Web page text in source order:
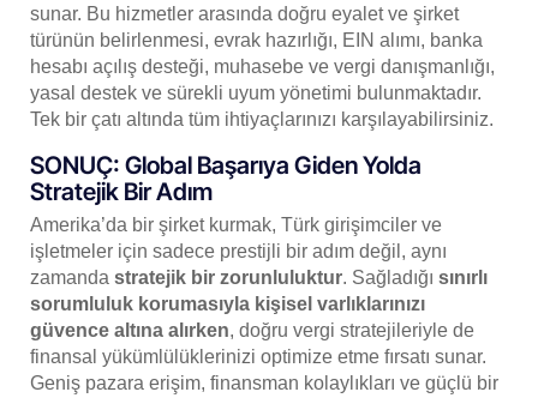
sunar. Bu hizmetler arasında doğru eyalet ve şirket
türünün belirlenmesi, evrak hazırlığı, EIN alımı, banka
hesabı açılış desteği, muhasebe ve vergi danışmanlığı,
yasal destek ve sürekli uyum yönetimi bulunmaktadır.
Tek bir çatı altında tüm ihtiyaçlarınızı karşılayabilirsiniz.
SONUÇ: Global Başarıya Giden Yolda
Stratejik Bir Adım
Amerika’da bir şirket kurmak, Türk girişimciler ve
işletmeler için sadece prestijli bir adım değil, aynı
zamanda stratejik bir zorunluluktur. Sağladığı sınırlı
sorumluluk korumasıyla kişisel varlıklarınızı
güvence altına alırken, doğru vergi stratejileriyle de
finansal yükümlülüklerinizi optimize etme fırsatı sunar.
Geniş pazara erişim, finansman kolaylıkları ve güçlü bir